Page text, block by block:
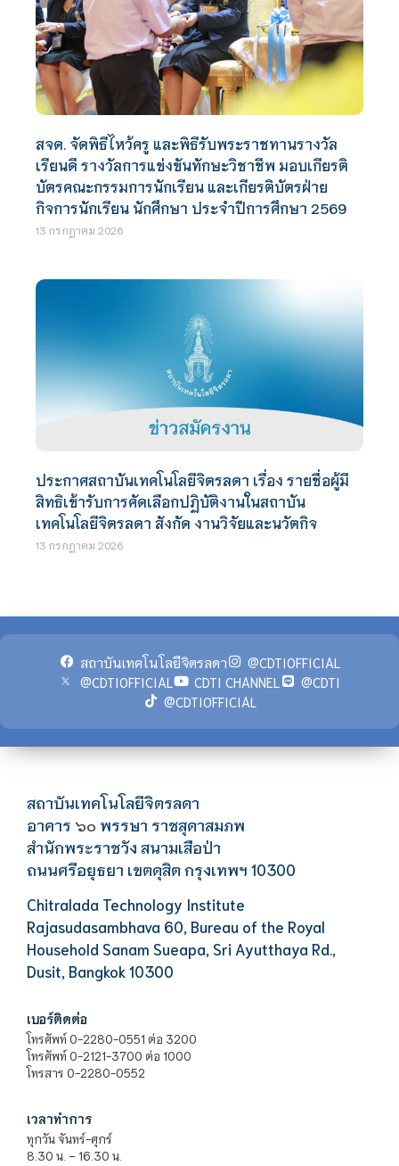
สจด. จัดพิธีไหว้ครู และพิธีรับพระราชทานรางวัล
เรียนดี รางวัลการแข่งขันทักษะวิชาชีพ มอบเกียรติ
บัตรคณะกรรมการนักเรียน และเกียรติบัตรฝ่าย
กิจการนักเรียน นักศึกษา ประจำปีการศึกษา 2569
13 กรกฎาคม 2026
ประกาศสถาบันเทคโนโลยีจิตรลดา เรื่อง รายชื่อผู้มี
สิทธิเข้ารับการคัดเลือกปฏิบัติงานในสถาบัน
เทคโนโลยีจิตรลดา สังกัด งานวิจัยและนวัตกิจ
13 กรกฎาคม 2026
สถาบันเทคโนโลยีจิตรลดา
@CDTIOFFICIAL
@CDTIOFFICIAL
CDTI CHANNEL
@CDTI
@CDTIOFFICIAL
สถาบันเทคโนโลยีจิตรลดา
อาคาร ๖๐ พรรษา ราชสุดาสมภพ
สำนักพระราชวัง สนามเสือป่า
ถนนศรีอยุธยา เขตดุสิต กรุงเทพฯ 10300
Chitralada Technology Institute
Rajasudasambhava 60, Bureau of the Royal
Household Sanam Sueapa, Sri Ayutthaya Rd.,
Dusit, Bangkok 10300
เบอร์ติดต่อ
โทรศัพท์ 0-2280-0551 ต่อ 3200
โทรศัพท์ 0-2121-3700 ต่อ 1000
โทรสาร 0-2280-0552
เวลาทำการ
ทุกวัน จันทร์-ศุกร์
8.30 น. – 16.30 น.